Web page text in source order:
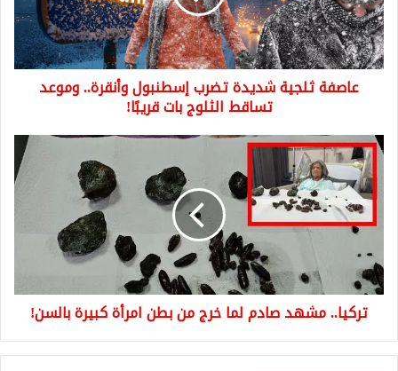
وأنقرة..
وموعد
تساقط
الثلوج
عاصفة ثلجية شديدة تضرب إسطنبول وأنقرة.. وموعد
تساقط الثلوج بات قريبًا!
تركيا..
مشهد
صادم
لما
خرج
بطن
امرأة
كبيرة
بالسن!
تركيا.. مشهد صادم لما خرج من بطن امرأة كبيرة بالسن!